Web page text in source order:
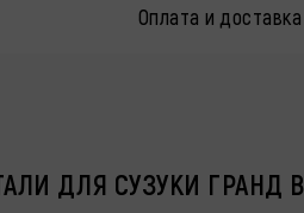
Оплата и доставка
ДЛЯ СУЗУКИ ГРАНД